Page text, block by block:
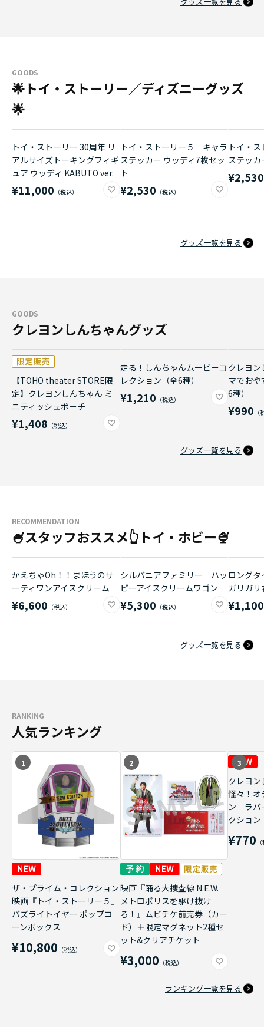
GOODS
🌟トイ・ストーリー／ディズニーグッズ
🌟
トイ・ストーリー 30周年 リ
アルサイズトーキングフィギ
ュア ウッディ KABUTO ver.
¥11,000
トイ・ストーリー５ キャラ
ステッカー ウッディ7枚セッ
ト
¥2,530
トイ・
ステッカ
¥2,530
グッズ一覧を見る
GOODS
クレヨンしんちゃんグッズ
【TOHO theater STORE限
定】クレヨンしんちゃん ミ
ニティッシュポーチ
¥1,408
走る！しんちゃんムービーコ
レクション（全6種）
¥1,210
クレヨ
マでお
6種）
¥990
グッズ一覧を見る
RECOMMENDATION
🍧スタッフおススメ👆トイ・ホビー🍨
かえちゃOh！！まほうのサ
ーティワンアイスクリーム
¥6,600
シルバニアファミリー ハッ
ピーアイスクリームワゴン
¥5,300
ロング
ガリガ
¥1,100
グッズ一覧を見る
RANKING
人気ランキング
1
ザ・プライム・コレクション
映画『トイ・ストーリー５』
バズライトイヤー ポップコ
ーンボックス
¥10,800
2
映画『踊る大捜査線 N.E.W.
メトロポリスを駆け抜け
ろ！』ムビチケ前売券（カー
ド）＋限定マグネット2種セ
ット&クリアチケット
¥3,000
3
クレヨン
怪々！オ
ン ラバ
クショ
¥770
ランキング一覧を見る